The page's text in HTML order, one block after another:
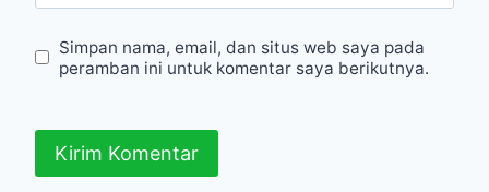
Simpan nama, email, dan situs web saya pada
peramban ini untuk komentar saya berikutnya.